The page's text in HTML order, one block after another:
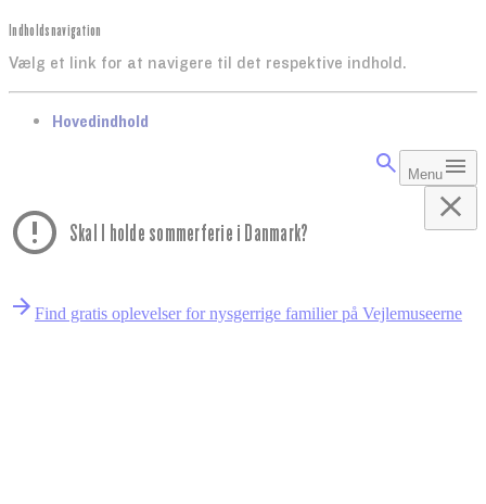
Indholdsnavigation
Vælg et link for at navigere til det respektive indhold.
gå til
Hovedindhold
Menu
Skal I holde sommerferie i Danmark?
Find gratis oplevelser for nysgerrige familier på Vejlemuseerne